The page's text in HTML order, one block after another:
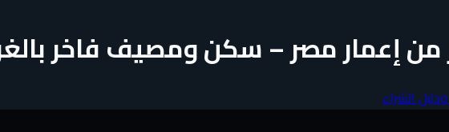
من إعمار مصر – سكن ومصيف فاخر